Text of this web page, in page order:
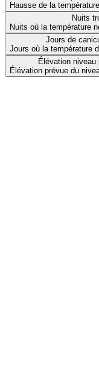
Hausse de la
Nuits
Nuits où la température
Jours de
Jours où la température
Élévation niveau
Élévation prévue du